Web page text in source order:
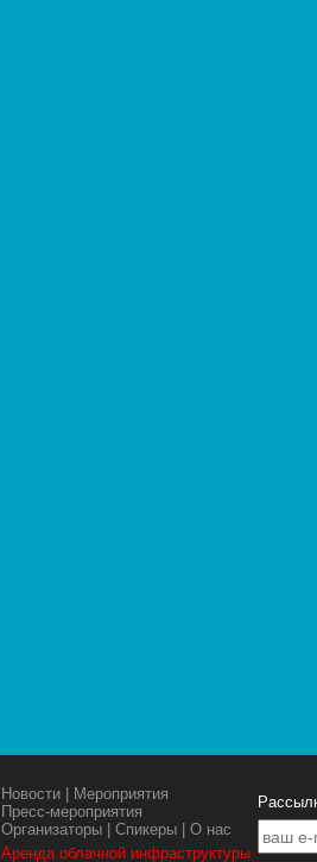
Новости
Мероприятия
Пресс-мероприятия
Организаторы |Спикеры |О нас
Аренда облачной инфраструктуры